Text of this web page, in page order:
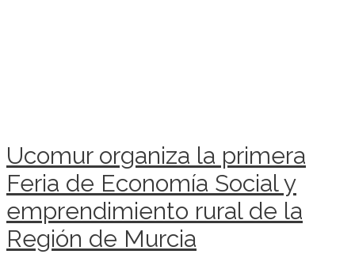
Ucomur organiza la primera
Feria de Economía Social y
emprendimiento rural de la
Región de Murcia